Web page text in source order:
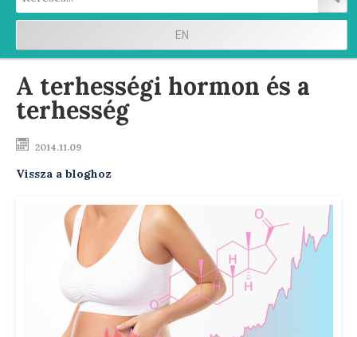
Szolgáltatások
Első vizitre készülve
Terhesség előtti hormonvizsgálat
Testsúly optimalizálása
Menopauzális egészség
Modern ultrahang készülék
Előadások
EN
A terhességi hormon és a
terhesség
2014.11.09
Vissza a bloghoz